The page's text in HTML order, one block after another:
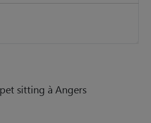
sitting à Angers